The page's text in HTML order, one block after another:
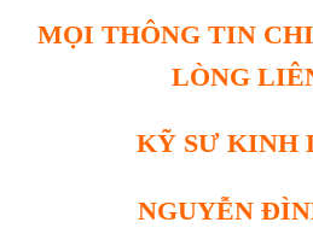
MỌI THÔNG TIN
LÒNG
KỸ SƯ KINH
NGUYỄN